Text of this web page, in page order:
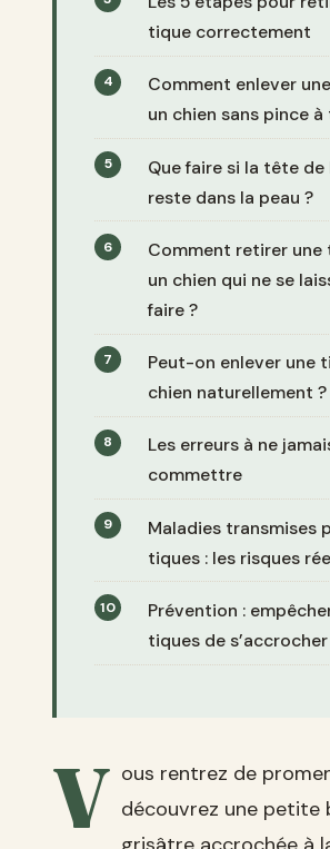
tique correctement
Comment enlever
un chien sans pince à
Que faire si la tête
reste dans la peau ?
Comment retirer une
un chien qui ne se
faire ?
Peut-on enlever une
chien naturellement ?
Les erreurs à ne
commettre
Maladies transmises
tiques : les risques
Prévention :
tiques de s’accrocher
V ous rentrez de
découvrez une petite